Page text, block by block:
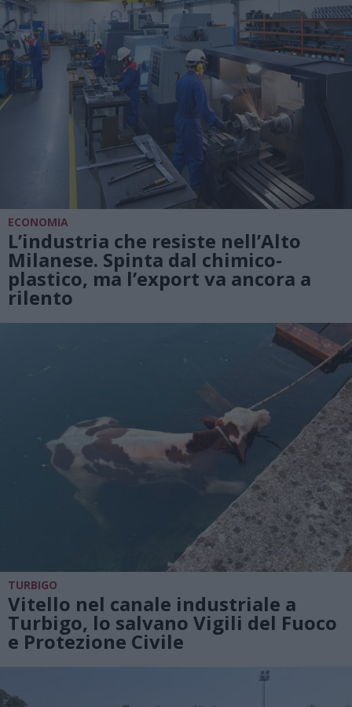
ECONOMIA
L’industria che resiste nell’Alto
Milanese. Spinta dal chimico-
plastico, ma l’export va ancora a
rilento
TURBIGO
Vitello nel canale industriale a
Turbigo, lo salvano Vigili del Fuoco
e Protezione Civile